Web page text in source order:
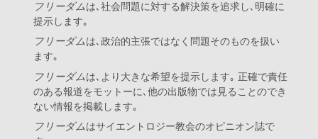
フリーダムは､社会問題に対する解決策を追求し､明確に
提示します｡
フリーダムは､政治的主張ではなく問題そのものを扱い
ます｡
フリーダムは､より大きな希望を提示します｡ 正確で責任
のある報道をモットーに､他の出版物では見ることのでき
ない情報を掲載します｡
フリーダムはサイエントロジー教会のオピニオン誌で